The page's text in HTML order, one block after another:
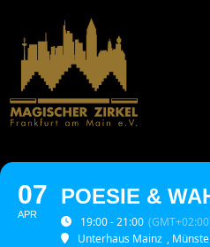
springen
07
APR
POESIE &
19:00 - 21:00
Unterhaus Mainz ,